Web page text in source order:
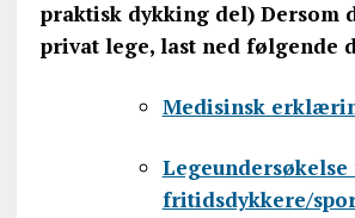
praktisk dykking del) Dersom
privat lege, last ned følgende
Medisinsk
fritidsdykkere/